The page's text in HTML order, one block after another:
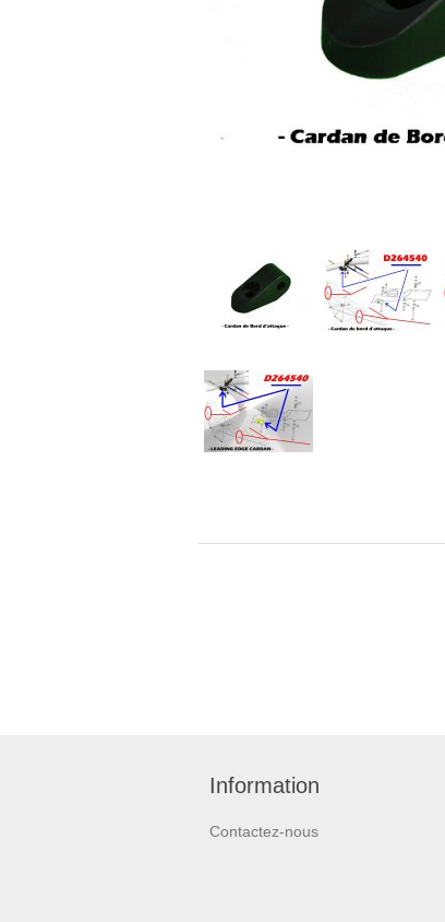
Information
Contactez-nous